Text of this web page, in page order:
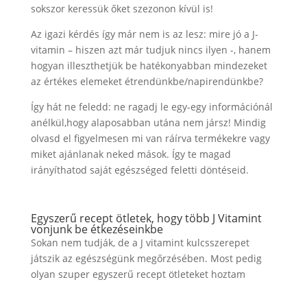
sokszor keressük őket szezonon kívül is!
Az igazi kérdés így már nem is az lesz: mire jó a J-
vitamin – hiszen azt már tudjuk nincs ilyen -, hanem
hogyan illeszthetjük be hatékonyabban mindezeket
az értékes elemeket étrendünkbe/napirendünkbe?
Így hát ne feledd: ne ragadj le egy-egy információnál
anélkül,hogy alaposabban utána nem jársz! Mindig
olvasd el figyelmesen mi van ráírva termékekre vagy
miket ajánlanak neked mások. Így te magad
irányíthatod saját egészséged feletti döntéseid.
Egyszerű recept ötletek, hogy több J Vitamint
vonjunk be étkezéseinkbe
Sokan nem tudják, de a J vitamint kulcsszerepet
játszik az egészségünk megőrzésében. Most pedig
olyan szuper egyszerű recept ötleteket hoztam